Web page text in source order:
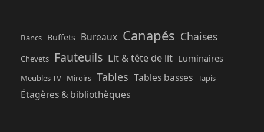
Bancs Buffets Bureaux Canapés Chaises
Chevets Fauteuils Lit & tête de lit Luminaires
Meubles TV Miroirs Tables Tables basses Tapis
Étagères & bibliothèques